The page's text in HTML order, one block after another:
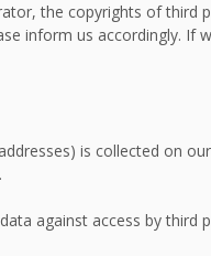
the copyrights of third
inform us accordingly. If
is collected on
against access by third